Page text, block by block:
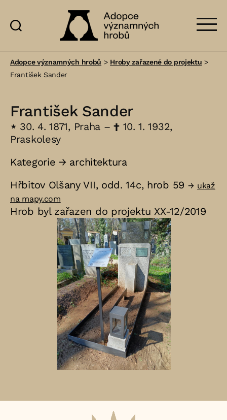
významných
Adopce významných hrobů > Hroby zařazené do projektu >
František Sander
František Sander
⋆ 30. 4. 1871, Praha –†10. 1. 1932,
Praskolesy
Kategorie → architektura
Hřbitov Olšany VII, odd. 14c, hrob 59 → ukaž
na mapy.com
Hrob byl zařazen do projektu XX-12/2019